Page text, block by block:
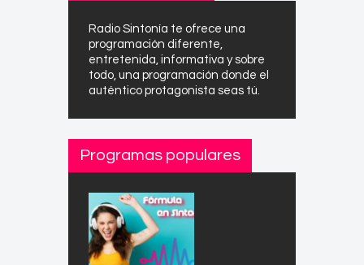
Radio Sintonía te ofrece una
programación diferente,
entretenida, informativa y sobre
todo, una programación donde el
auténtico protagonista seas tú.
Programas populares